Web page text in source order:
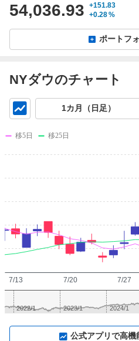
54,036.93
+151.83
+0.28%
ポートフ
NYダウのチャート
1カ月（日足）
7/13 7/20 7/27
移5日 移25日
2023/1
2022/1 2024/1
公式アプリで高機